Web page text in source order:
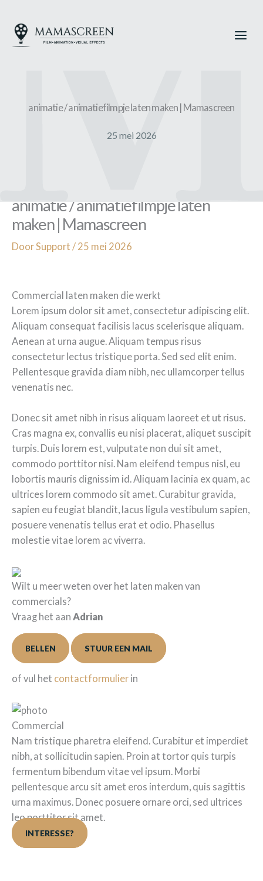
naar
animatie / animatiefilmpje laten maken | Mamascreen
25 mei 2026
animatie / animatiefilmpje laten
maken | Mamascreen
DoorSupport / 25 mei 2026
Commercial laten maken die werkt
Lorem ipsum dolor sit amet, consectetur adipiscing elit.
Aliquam consequat facilisis lacus scelerisque aliquam.
Aenean at urna augue. Aliquam tempus risus
consectetur lectus tristique porta. Sed sed elit enim.
Pellentesque gravida diam nibh, nec ullamcorper tellus
venenatis nec.
Donec sit amet nibh in risus aliquam laoreet et ut risus.
Cras magna ex, convallis eu nisi placerat, aliquet suscipit
turpis. Duis lorem est, vulputate non dui sit amet,
commodo porttitor nisi. Nam eleifend tempus nisl, eu
lobortis mauris dignissim id. Aliquam lacinia ex quam, ac
ultrices lorem commodo sit amet. Curabitur gravida,
sapien eu feugiat blandit, lacus ligula vestibulum sapien,
posuere venenatis tellus erat et odio. Phasellus
molestie vitae lorem ac viverra.
Wilt u meer weten over het laten maken van
commercials?
Vraag het aan Adrian
BELLEN STUUR EEN MAIL
of vul het contactformulier in
Commercial
Nam tristique pharetra eleifend. Curabitur et imperdiet
nibh, at sollicitudin sapien. Proin at tortor quis turpis
fermentum bibendum vitae vel ipsum. Morbi
pellentesque arcu sit amet eros interdum, quis sagittis
urna maximus. Donec posuere ornare orci, sed ultrices
leo porttitor sit amet.
INTERESSE?